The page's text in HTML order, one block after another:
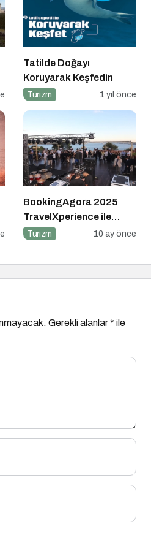
Tatilde Doğayı
Koruyarak Keşfedin
Turizm 1 yıl önce
BookingAgora 2025
TravelXperience ile
seyahat sektörü Six
geldi
Turizm 10 ay önce
Gerekli alanlar* ile